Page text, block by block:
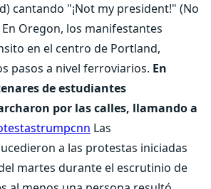
cantando "¡Not my president!" (No
Oregon, los manifestantes
en el centro de Portland,
pasos a nivel ferroviarios. En
de estudiantes
por las calles, llamando a
Las
a las protestas iniciadas
martes durante el escrutinio de